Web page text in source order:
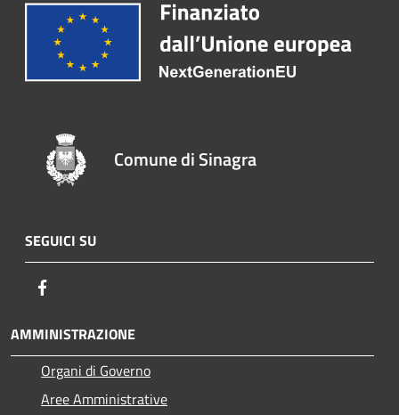
Comune di Sinagra
SEGUICI SU
AMMINISTRAZIONE
Organi di Governo
Aree Amministrative